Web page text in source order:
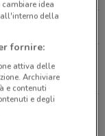
vicinanze
idea
all'interno della
fornire:
attiva delle
Archiviare
e contenuti
e degli